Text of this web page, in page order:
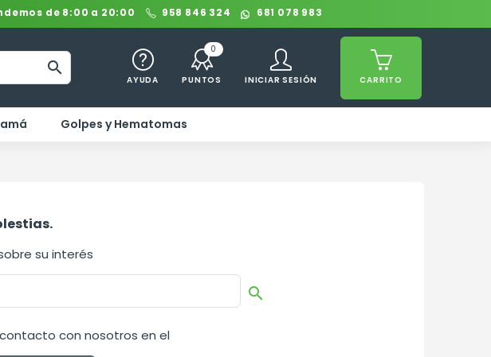
de 8:00 a 20:00 958 846 324 681 078 983

AYUDA
0
PUNTOS INICIAR SESIÓN CARRITO
Golpes y Hematomas
su interés

con nosotros en el